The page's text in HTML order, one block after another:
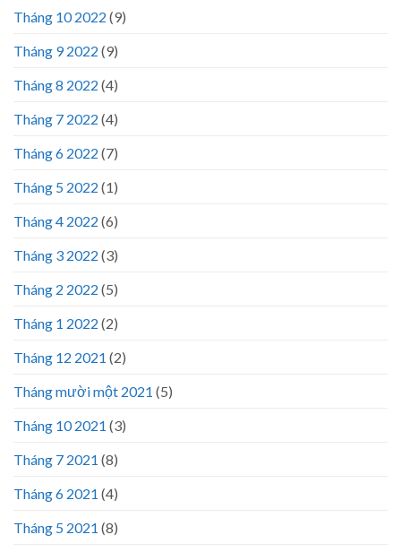
Tháng 10 2022 (9)
Tháng 9 2022 (9)
Tháng 8 2022 (4)
Tháng 7 2022 (4)
Tháng 6 2022 (7)
Tháng 5 2022 (1)
Tháng 4 2022 (6)
Tháng 3 2022 (3)
Tháng 2 2022 (5)
Tháng 1 2022 (2)
Tháng 12 2021 (2)
Tháng mười một 2021 (5)
Tháng 10 2021 (3)
Tháng 7 2021 (8)
Tháng 6 2021 (4)
Tháng 5 2021 (8)